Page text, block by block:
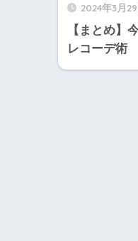
2024年3月
【まとめ】
レコーデ術